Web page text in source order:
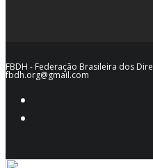
FBDH - Federação Brasileira dos
fbdh.org@gmail.com